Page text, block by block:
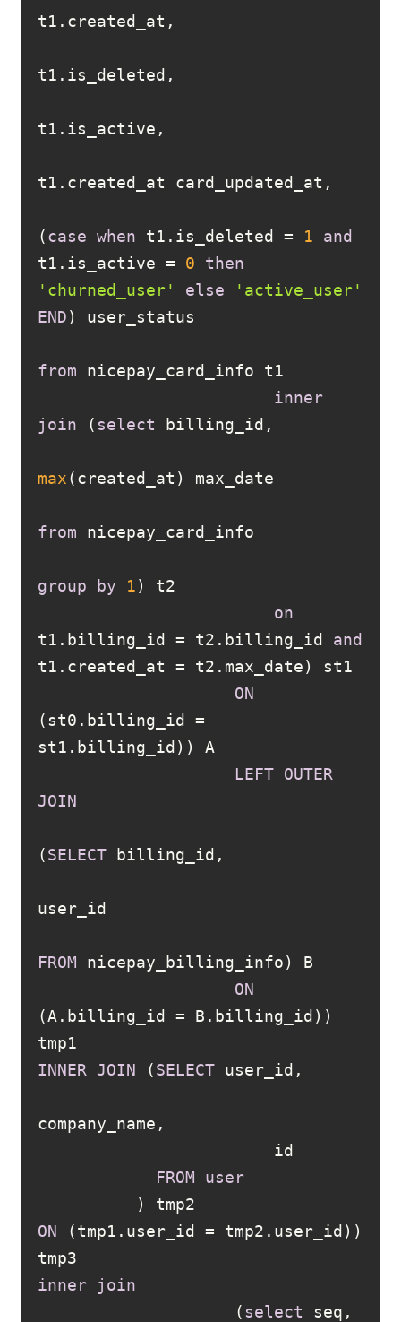
(case when t1.is_deleted = 1
and
t1.is_active = 0
then
'churned_user'
else
'active_user'
END
from
inner
join ( select
max
from
group by 1
on
t1.billing_id = t2.billing_id and
t1.created_at =
ON
(st0.billing_id =
LEFT OUTER
JOIN
(SELECT
FROM
ON
(A.billing_id = B.billing_id))
INNER
JOIN (SELECT
FROM
user
ON (tmp1.user_id = tmp2.user_id))
inner
join
                    (
select